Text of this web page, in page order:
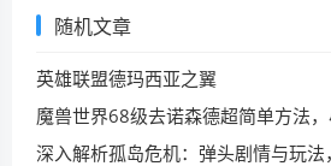
随机文章
英雄联盟德玛西亚之翼
魔兽世界68级去诺森德超简单方法，
深入解析孤岛危机：弹头剧情与玩